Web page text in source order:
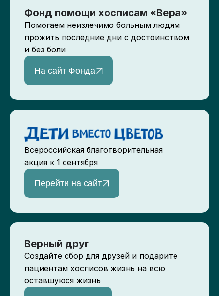
Фонд помощи хосписам «Вера»
Помогаем неизлечимо больным людям
прожить последние дни с достоинством
и без боли
На сайт Фонда
Всероссийская благотворительная
акция к 1 сентября
Перейти на сайт
Верный друг
Создайте сбор для друзей и подарите
пациентам хосписов жизнь на всю
оставшуюся жизнь